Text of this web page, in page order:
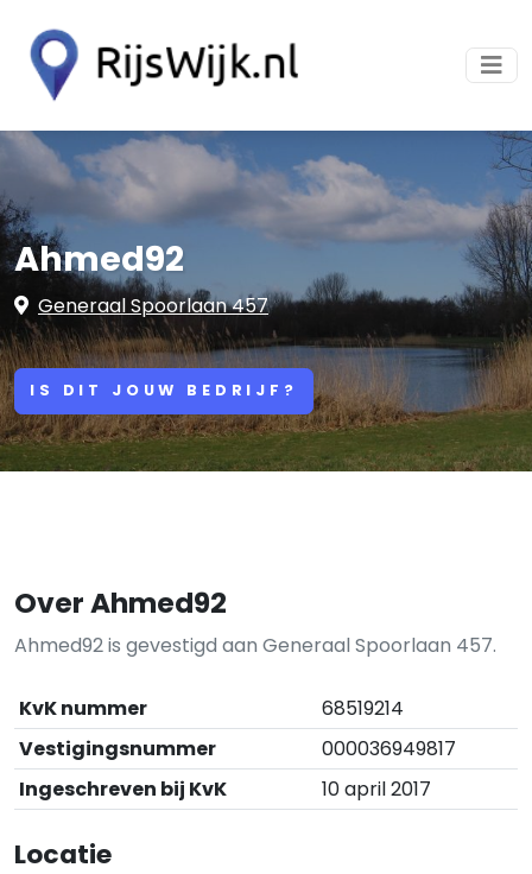
Ahmed92
Generaal Spoorlaan 457
IS DIT JOUW BEDRIJF?
Over Ahmed92
Ahmed92 is gevestigd aan Generaal Spoorlaan 457.
KvK nummer
68519214
Vestigingsnummer
000036949817
Ingeschreven bij KvK
10 april 2017
Locatie